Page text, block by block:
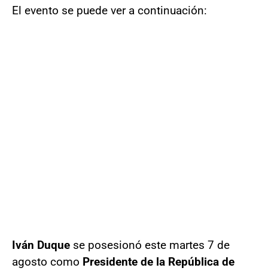
El evento se puede ver a continuación:
Iván Duque se posesionó este martes 7 de
agosto como Presidente de la República de